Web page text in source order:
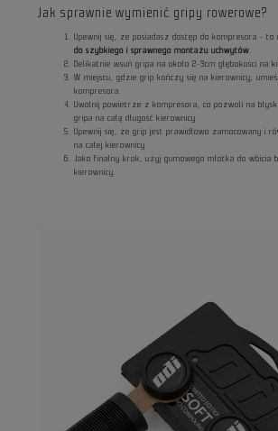
Jak sprawnie wymienić gripy rowerowe?
Upewnij się, że posiadasz dostęp do kompresora -
do szybkiego i sprawnego montażu uchwytów
Delikatnie wsuń gripa na około 2-3cm głębokości na
W miejscu, gdzie grip kończy się na kierownicy,
kompresora.
Uwolnij powietrze z kompresora, co pozwoli na
gripa na całą długość kierownicy.
Upewnij się, że grip jest prawidłowo zamocowany i
na całej kierownicy.
Jako finalny krok, użyj gumowego młotka do wbicia
kierownicy.